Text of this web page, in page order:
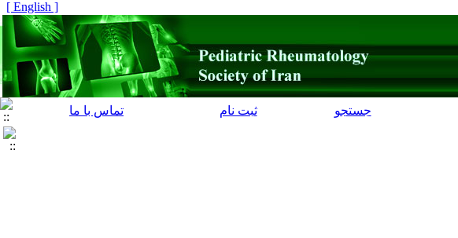
[ English ]
جستجو ثبت نام تماس با ما